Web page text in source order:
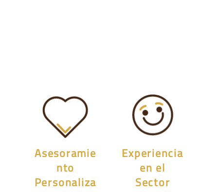
Asesoramie
nto
Personaliza
Experiencia
en el
Sector